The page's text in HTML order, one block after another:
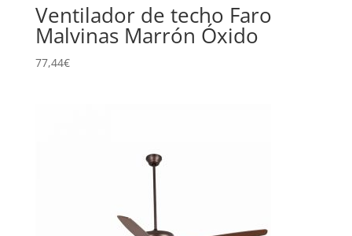
Ventilador de techo Faro
Malvinas Marrón Óxido
77,44€